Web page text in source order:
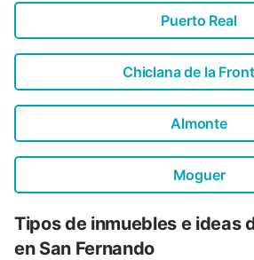
Puerto Real
Chiclana de la
Almonte
Moguer
Tipos de inmuebles e ideas
en San Fernando